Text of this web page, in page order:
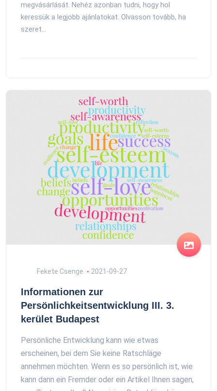
megvásárlását. Nehéz azonban tudni, hogy hol
keressük a legjobb ajánlatokat. Olvasson tovább, ha
szeret...
Fekete Csenge 2021-09-27
Informationen zur
Persönlichkeitsentwicklung III. 3.
kerület Budapest
Persönliche Entwicklung kann wie etwas
erscheinen, bei dem Sie keine Ratschläge
annehmen möchten. Wenn es so persönlich ist, wie
kann dann ein Fremder oder ein Artikel Ihnen sagen,